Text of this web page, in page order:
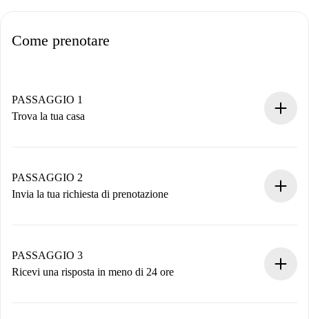
Come prenotare
PASSAGGIO 1
Trova la tua casa
Hai tutte le informazioni necessarie in anticipo.
PASSAGGIO 2
Invia la tua richiesta di prenotazione
non accetta.
PASSAGGIO 3
Ricevi una risposta in meno di 24 ore